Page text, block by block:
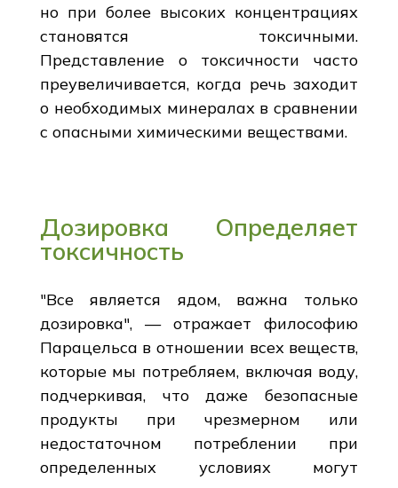
но при более высоких концентрациях
становятся токсичными.
Представление о токсичности часто
преувеличивается, когда речь заходит
о необходимых минералах в сравнении
с опасными химическими веществами.
Дозировка Определяет
токсичность
"Все является ядом, важна только
дозировка", — отражает философию
Парацельса в отношении всех веществ,
которые мы потребляем, включая воду,
подчеркивая, что даже безопасные
продукты при чрезмерном или
недостаточном потреблении при
определенных условиях могут